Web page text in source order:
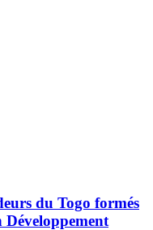
du Togo formés
Développement